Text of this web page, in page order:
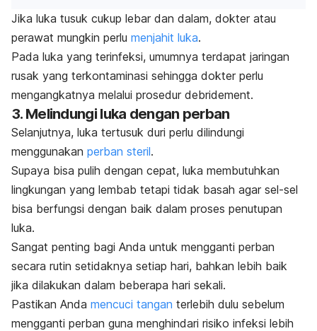
Jika luka tusuk cukup lebar dan dalam, dokter atau
perawat mungkin perlu menjahit luka.
Pada luka yang terinfeksi, umumnya terdapat jaringan
rusak yang terkontaminasi sehingga dokter perlu
mengangkatnya melalui prosedur debridement.
3. Melindungi luka dengan perban
Selanjutnya, luka tertusuk duri perlu dilindungi
menggunakan perban steril.
Supaya bisa pulih dengan cepat, luka membutuhkan
lingkungan yang lembab tetapi tidak basah agar sel-sel
bisa berfungsi dengan baik dalam proses penutupan
luka.
Sangat penting bagi Anda untuk mengganti perban
secara rutin setidaknya setiap hari, bahkan lebih baik
jika dilakukan dalam beberapa hari sekali.
Pastikan Anda mencuci tangan terlebih dulu sebelum
mengganti perban guna menghindari risiko infeksi lebih